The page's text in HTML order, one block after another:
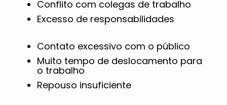
Conflito com colegas de trabalho
Excesso de responsabilidades
Contato excessivo com o público
Muito tempo de deslocamento para
o trabalho
Repouso insuficiente